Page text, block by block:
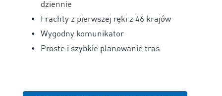
dziennie
Frachty z pierwszej ręki z 46 krajów
Wygodny komunikator
Proste i szybkie planowanie tras